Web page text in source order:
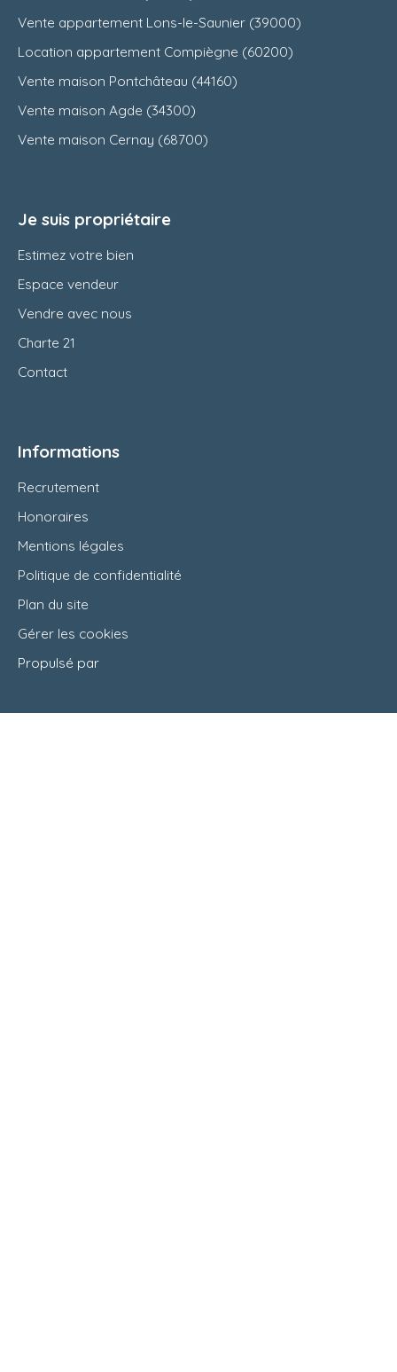
Vente appartement Lons-le-Saunier (39000)
Location appartement Compiègne (60200)
Vente maison Pontchâteau (44160)
Vente maison Agde (34300)
Vente maison Cernay (68700)
Je suis propriétaire
Estimez votre bien
Espace vendeur
Vendre avec nous
Charte 21
Contact
Informations
Recrutement
Honoraires
Mentions légales
Politique de confidentialité
Plan du site
Gérer les cookies
Propulsé par